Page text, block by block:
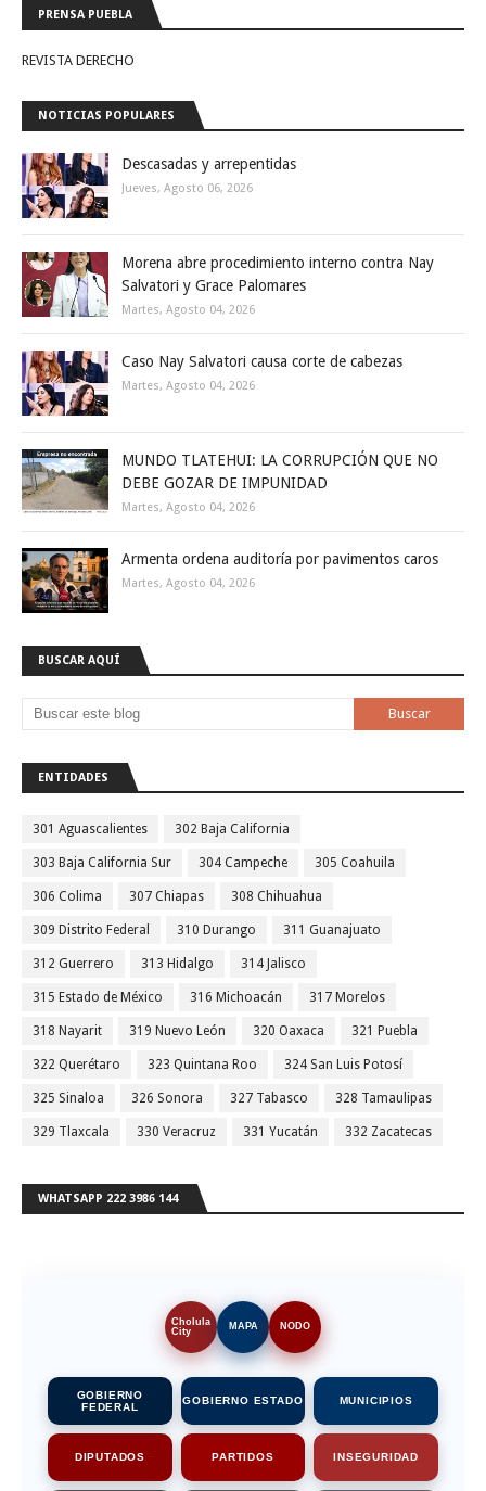
PRENSA PUEBLA
REVISTA DERECHO
NOTICIAS POPULARES
Descasadas y arrepentidas
Jueves, Agosto 06, 2026
Morena abre procedimiento interno contra Nay
Salvatori y Grace Palomares
Martes, Agosto 04, 2026
Caso Nay Salvatori causa corte de cabezas
Martes, Agosto 04, 2026
MUNDO TLATEHUI: LA CORRUPCIÓN QUE NO
DEBE GOZAR DE IMPUNIDAD
Martes, Agosto 04, 2026
Armenta ordena auditoría por pavimentos caros
Martes, Agosto 04, 2026
BUSCAR AQUÍ
ENTIDADES
301 Aguascalientes 302 Baja California
303 Baja California Sur 304 Campeche 305 Coahuila
306 Colima 307 Chiapas 308 Chihuahua
309 Distrito Federal 310 Durango 311 Guanajuato
312 Guerrero 313 Hidalgo 314 Jalisco
315 Estado de México 316 Michoacán 317 Morelos
318 Nayarit 319 Nuevo León 320 Oaxaca 321 Puebla
322 Querétaro 323 Quintana Roo 324 San Luis Potosí
325 Sinaloa 326 Sonora 327 Tabasco 328 Tamaulipas
329 Tlaxcala 330 Veracruz 331 Yucatán 332 Zacatecas
WHATSAPP 222 3986 144
Cholula
City
MAPA NODO
GOBIERNO
FEDERAL
GOBIERNO ESTADO MUNICIPIOS
DIPUTADOS PARTIDOS INSEGURIDAD